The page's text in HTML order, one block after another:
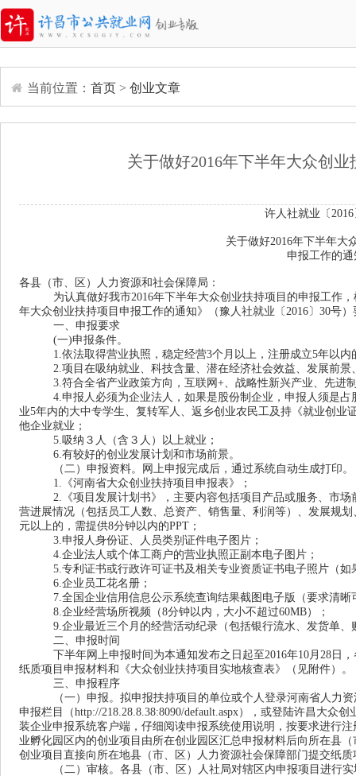
当前位置： 首页 > 创业文章
关于做好2016年下半年大众创
许人社就业〔2016
关于做好2016年下半年大
申报工作的通
各县（市、区）人力资源和社会保障局：
为认真做好我市2016年下半年大众创业扶持项目的申报工作
年大众创业扶持项目申报工作的通知》（豫人社就业〔2016〕30号
一、申报要求
(一)申报条件。
1.依法取得营业执照，稳定经营3个月以上，注册成立5年以
2.项目在吸纳就业、科技含量、潜在经济社会效益、发展前
3.符合全省产业政策方向，互联网+、战略性新兴产业、先
4.申报人必须为企业法人，如果是股份制企业，申报人须是
业5年内的大中专学生、复转军人、返乡创业农民工及持《就业创
他企业就业；
5.吸纳３人（含３人）以上就业；
6.有较好的创业发展计划和市场前景。
（二）申报资料。网上申报完成后，通过系统自动生成打印。
1.《河南省大众创业扶持项目申报表》；
2.《项目发展计划书》，主要内容包括项目产品或服务、市
营进展情况（包括员工人数、总资产、销售量、利润等）、发展规
元以上的，需提供8分钟以内的PPT；
3.申报人身份证、人员类别证件电子图片；
4.企业法人或个体工商户的营业执照正副本电子图片；
5.专利证书或行政许可证书及相关专业资质证书电子照片（
6.企业员工花名册；
7.全国企业信用信息公示系统查询结果截图电子版（要求清
8.企业经营场所视频（8分钟以内，大小不超过60MB）；
9.企业最近三个月的经营活动纪录（包括银行流水、发货单
二、申报时间
下半年网上申报时间为本通知发布之日起至2016年10月28日
纸质项目申报材料和《大众创业扶持项目实地核查表》（见附件）。
三、申报程序
（一）申报。拟申报扶持项目的单位或个人登录河南省人力
申报栏目（http://218.28.8.38:8090/default.aspx），或登陆许昌大众
装企业申报系统客户端，仔细阅读申报系统使用说明，按要求进行
业孵化园区内的创业项目由所在创业园区汇总申报材料后向所在县
创业项目直接向所在地县（市、区）人力资源社会保障部门提交纸
（二）审核。各县（市、区）人社局对辖区内申报项目进行